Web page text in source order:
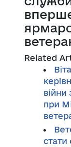
Related
війни
при
стати